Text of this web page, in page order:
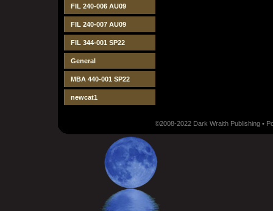
FIL 240-006 AU09
FIL 240-007 AU09
FIL 344-001 SP22
General
MBA 440-001 SP22
newcat1
©2008-2022 Dark Wraith Publishing •